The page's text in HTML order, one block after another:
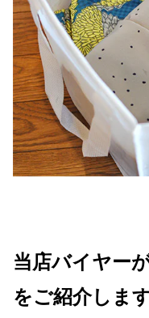
当店バイヤー
をご紹介します